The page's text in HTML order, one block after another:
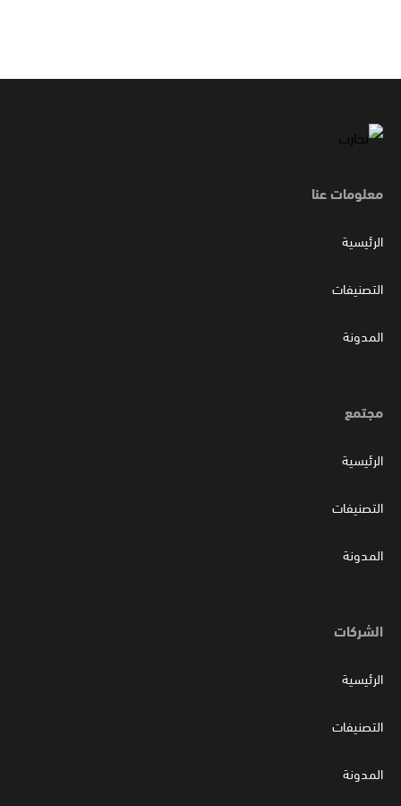
معلومات عنا
الرئيسية
التصنيفات
المدونة
مجتمع
الرئيسية
التصنيفات
المدونة
الشركات
الرئيسية
التصنيفات
المدونة